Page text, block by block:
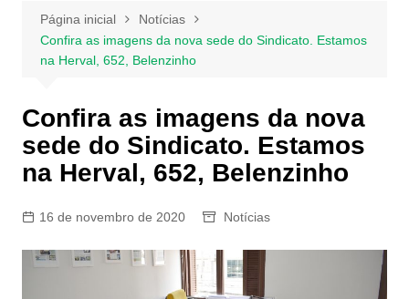
Página inicial
Notícias
Confira as imagens da nova sede do Sindicato. Estamos
na Herval, 652, Belenzinho
Confira as imagens da nova
sede do Sindicato. Estamos
na Herval, 652, Belenzinho
16 de novembro de 2020 Notícias